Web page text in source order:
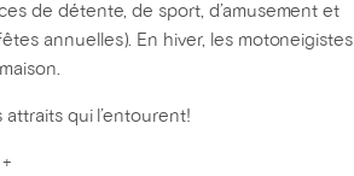
de détente, de sport, d’amusement et
annuelles). En hiver, les motoneigistes
qui l’entourent!